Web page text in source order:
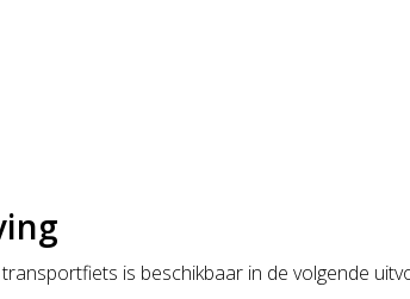
is beschikbaar in de volgende